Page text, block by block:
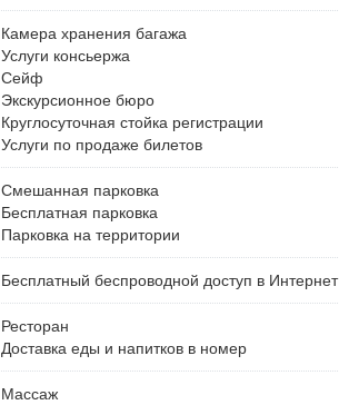
Камера хранения багажа
Услуги консьержа
Сейф
Экскурсионное бюро
Круглосуточная стойка регистрации
Услуги по продаже билетов
Смешанная парковка
Бесплатная парковка
Парковка на территории
Бесплатный беспроводной доступ в Интернет
Ресторан
Доставка еды и напитков в номер
Массаж